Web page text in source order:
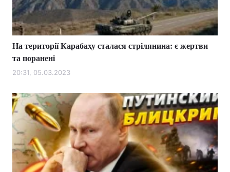
На території Карабаху сталася стрілянина: є жертви
та поранені
20:31, 05.03.2023